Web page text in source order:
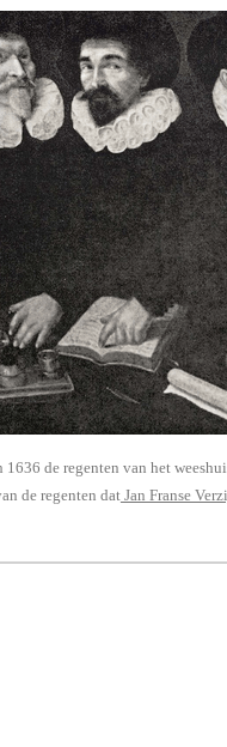
de regenten van het
de regenten datJan Franse